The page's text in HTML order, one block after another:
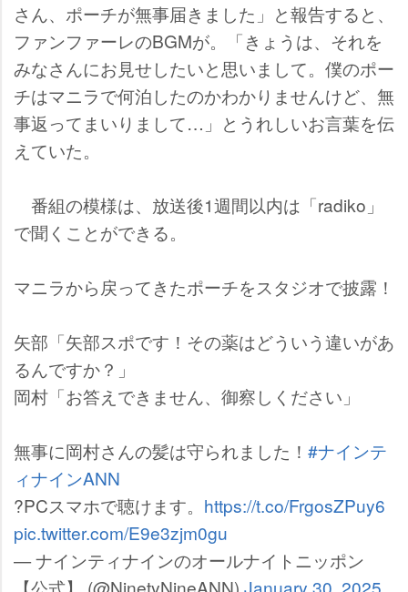
さん、ポーチが無事届きました」と報告すると、
ファンファーレのBGMが。「きょうは、それを
みなさんにお見せしたいと思いまして。僕のポー
チはマニラで何泊したのかわかりませんけど、無
事返ってまいりまして…」とうれしいお言葉を伝
えていた。
番組の模様は、放送後1週間以内は「radiko」
で聞くことができる。
マニラから戻ってきたポーチをスタジオで披露！
矢部「矢部スポです！その薬はどういう違いがあ
るんですか？」
岡村「お答えできません、御察しください」
無事に岡村さんの髪は守られました！ #ナインテ
ィナインANN
?PCスマホで聴けます。 https://t.co/FrgosZPuy6
pic.twitter.com/E9e3zjm0gu
— ナインティナインのオールナイトニッポン